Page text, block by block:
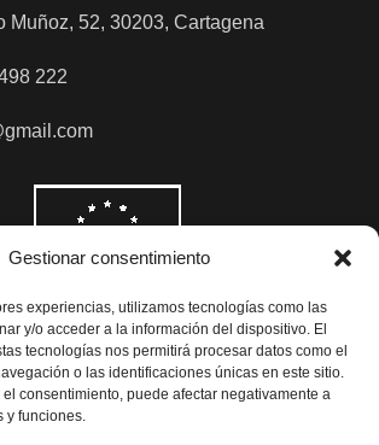
Gestionar consentimiento
experiencias, utilizamos tecnologías como las
y/o acceder a la información del dispositivo. El
tecnologías nos permitirá procesar datos como el
o las identificaciones únicas en este sitio.
el consentimiento, puede afectar negativamente a
y funciones.
Muñoz, 52, 30203, Cartagena
222